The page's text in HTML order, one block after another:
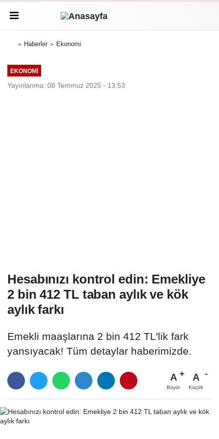
Haberler Ekonomi
EKONOMI
Yayınlanma: 08 Temmuz 2025 - 13:53
Hesabınızı kontrol edin: Emekliye
2 bin 412 TL taban aylık ve kök
aylık farkı
Emekli maaşlarına 2 bin 412 TL'lik fark
yansıyacak! Tüm detaylar haberimizde.
A
Büyüt
A
Küçült